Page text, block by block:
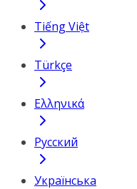
Tiếng Việt
Türkçe
Ελληνικά
Русский
Українська